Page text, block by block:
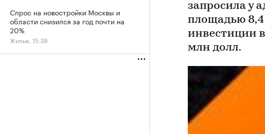
запросила у
площадью 8,4
инвестиции
млн долл.
Спрос на новостройки Москвы и
области снизился за год почти на
20%
Жилье, 15:39